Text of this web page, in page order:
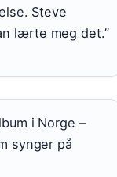
Steve
lærte meg det.”
i Norge –
synger på